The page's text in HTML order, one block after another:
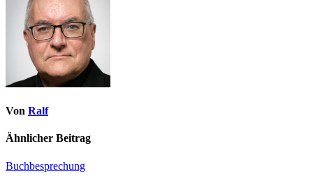
Von Ralf
Ähnlicher Beitrag
Buchbesprechung